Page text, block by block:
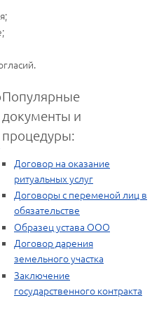
Популярные
документы и
процедуры:
Договор на оказание
ритуальных услуг
Договоры с переменой лиц в
обязательстве
Образец устава ООО
Договор дарения
земельного участка
Заключение
государственного контракта